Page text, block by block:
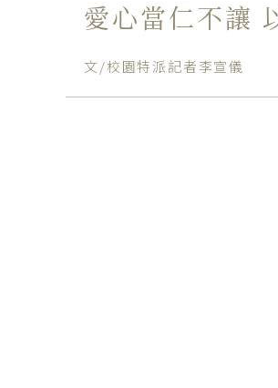
愛心當仁不讓
文/校園特派記者李宣儀